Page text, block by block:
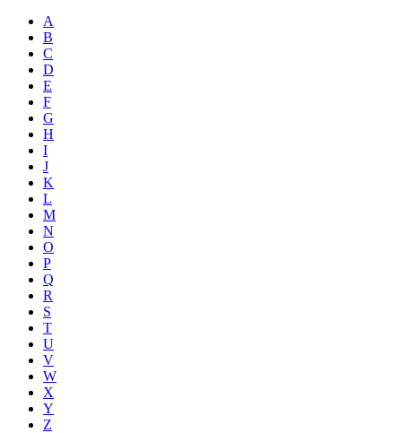
A
B
C
D
E
F
G
H
I
J
K
L
M
N
O
P
Q
R
S
T
U
V
W
X
Y
Z